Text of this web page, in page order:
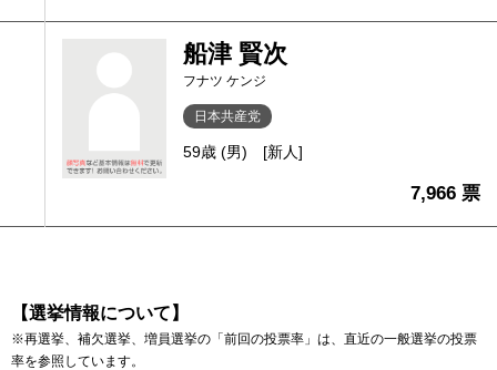
船津 賢次
フナツ ケンジ
日本共産党
59歳 (男) [新人]
7,966 票
【選挙情報について】
※再選挙、補欠選挙、増員選挙の「前回の投票率」は、直近の一般選挙の投票
率を参照しています。